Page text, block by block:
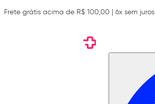
Frete grátis acima de R$ 100,00 | 6x sem juros